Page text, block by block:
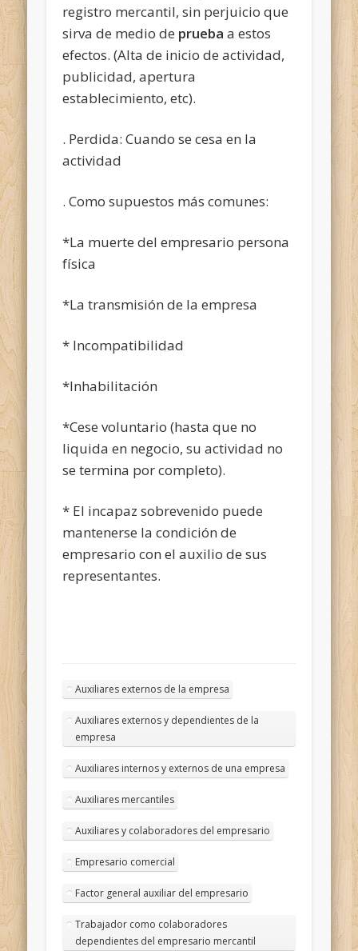
registro mercantil, sin perjuicio que
sirva de medio de prueba a estos
efectos. (Alta de inicio de actividad,
publicidad, apertura
establecimiento, etc).
. Perdida: Cuando se cesa en la
actividad
. Como supuestos más comunes:
*La muerte del empresario persona
física
*La transmisión de la empresa
* Incompatibilidad
*Inhabilitación
*Cese voluntario (hasta que no
liquida en negocio, su actividad no
se termina por completo).
* El incapaz sobrevenido puede
mantenerse la condición de
empresario con el auxilio de sus
representantes.
Auxiliares externos de la empresa
Auxiliares externos y dependientes de la
empresa
Auxiliares internos y externos de una empresa
Auxiliares mercantiles
Auxiliares y colaboradores del empresario
Empresario comercial
Factor general auxiliar del empresario
Trabajador como colaboradores
dependientes del empresario mercantil